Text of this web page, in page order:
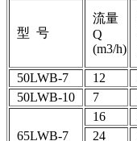
型 号
流量
Q
(m3/h)
50LWB-7 12
50LWB-10 7
65LWB-7
16
24